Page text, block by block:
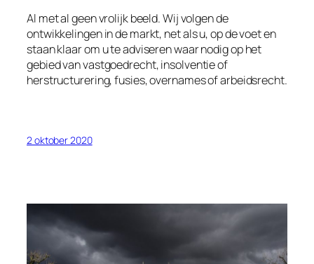
Al met al geen vrolijk beeld. Wij volgen de
ontwikkelingen in de markt, net als u, op de voet en
staan klaar om u te adviseren waar nodig op het
gebied van vastgoedrecht, insolventie of
herstructurering, fusies, overnames of arbeidsrecht.
2 oktober 2020